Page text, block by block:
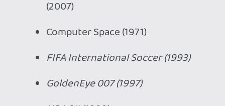
Eredményhirdetés május 4-én, addig is
Melyik négy játék fog bekerülni az idén a
Halhatatlanság Csarnokába?
múzeum weboldalánez egyikre